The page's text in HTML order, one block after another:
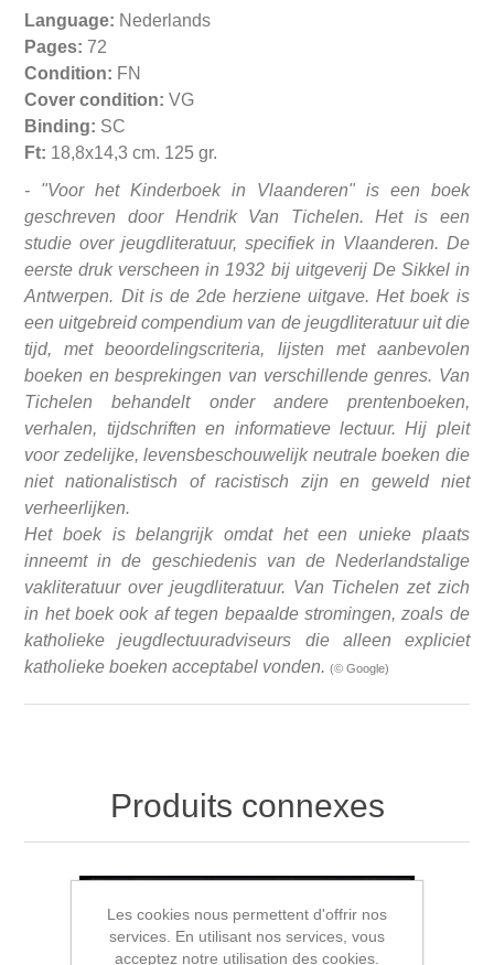
Language: Nederlands
Pages: 72
Condition: FN
Cover condition: VG
Binding: SC
Ft: 18,8x14,3 cm. 125 gr.
- "Voor het Kinderboek in Vlaanderen" is een boek
geschreven door Hendrik Van Tichelen. Het is een
studie over jeugdliteratuur, specifiek in Vlaanderen. De
eerste druk verscheen in 1932 bij uitgeverij De Sikkel in
Antwerpen. Dit is de 2de herziene uitgave. Het boek is
een uitgebreid compendium van de jeugdliteratuur uit die
tijd, met beoordelingscriteria, lijsten met aanbevolen
boeken en besprekingen van verschillende genres. Van
Tichelen behandelt onder andere prentenboeken,
verhalen, tijdschriften en informatieve lectuur. Hij pleit
voor zedelijke, levensbeschouwelijk neutrale boeken die
niet nationalistisch of racistisch zijn en geweld niet
verheerlijken.
Het boek is belangrijk omdat het een unieke plaats
inneemt in de geschiedenis van de Nederlandstalige
vakliteratuur over jeugdliteratuur. Van Tichelen zet zich
in het boek ook af tegen bepaalde stromingen, zoals de
katholieke jeugdlectuuradviseurs die alleen expliciet
katholieke boeken acceptabel vonden.(© Google)
Produits connexes
Les cookies nous permettent d'offrir nos
services. En utilisant nos services, vous
acceptez notre utilisation des cookies.